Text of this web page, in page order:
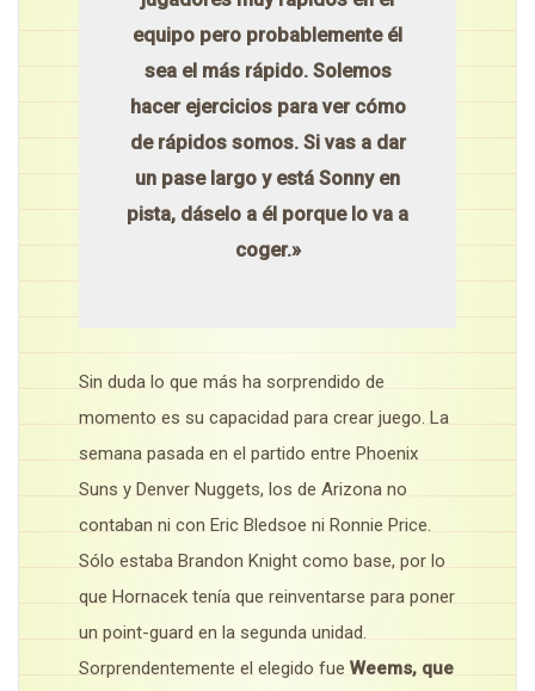
equipo pero probablemente él
sea el más rápido. Solemos
hacer ejercicios para ver cómo
de rápidos somos. Si vas a dar
un pase largo y está Sonny en
pista, dáselo a él porque lo va a
coger.»
Sin duda lo que más ha sorprendido de
momento es su capacidad para crear juego. La
semana pasada en el partido entre Phoenix
Suns y Denver Nuggets, los de Arizona no
contaban ni con Eric Bledsoe ni Ronnie Price.
Sólo estaba Brandon Knight como base, por lo
que Hornacek tenía que reinventarse para poner
un point-guard en la segunda unidad.
Sorprendentemente el elegido fue Weems, que